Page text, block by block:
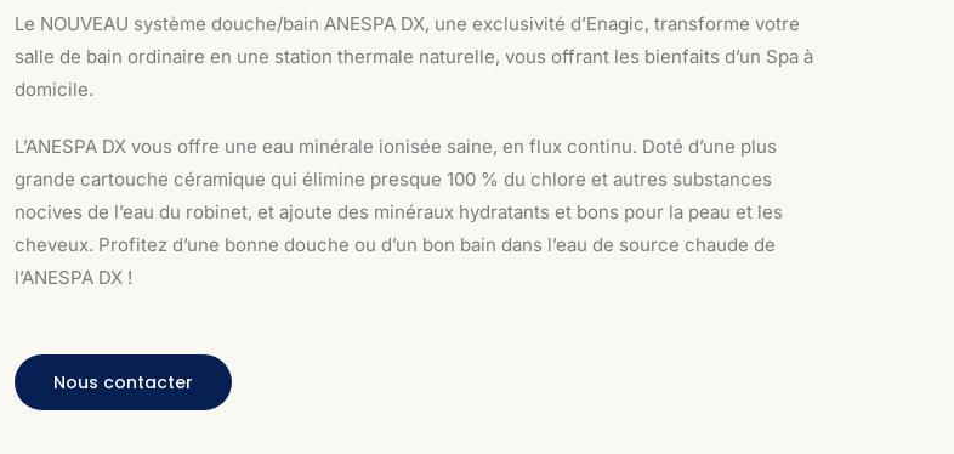
Le NOUVEAU système douche/bain ANESPA DX, une exclusivité d’Enagic, transforme votre
salle de bain ordinaire en une station thermale naturelle, vous offrant les bienfaits d’un Spa à
domicile.
L’ANESPA DX vous offre une eau minérale ionisée saine, en flux continu. Doté d’une plus
grande cartouche céramique qui élimine presque 100 % du chlore et autres substances
nocives de l’eau du robinet, et ajoute des minéraux hydratants et bons pour la peau et les
cheveux. Profitez d’une bonne douche ou d’un bon bain dans l’eau de source chaude de
l’ANESPA DX !
Nous contacter